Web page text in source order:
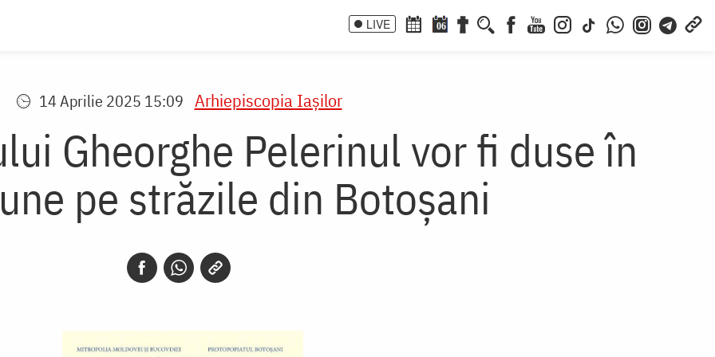
LIVE 06
14 Aprilie 2025 15:09 Arhiepiscopia Iaşilor
Gheorghe Pelerinul vor fi duse în
pe străzile din Botoșani